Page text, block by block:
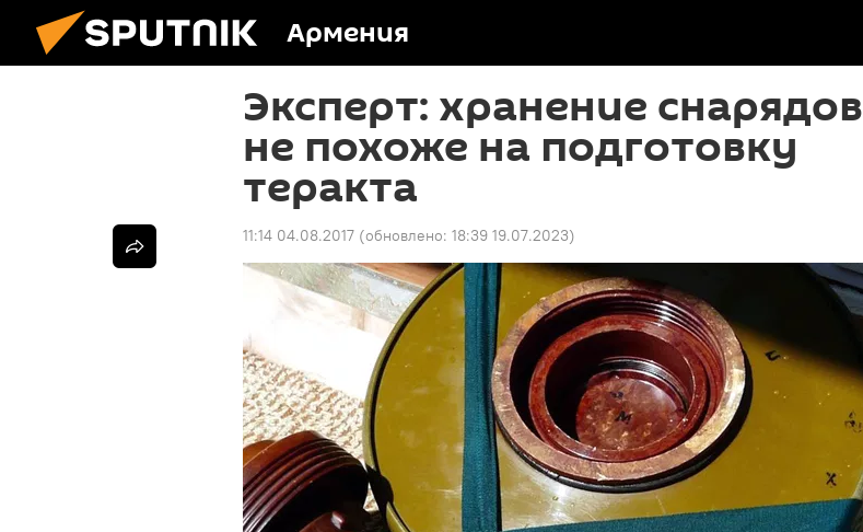
Армения
Эксперт: хранение снарядов
не похоже на подготовку
теракта
11:14 04.08.2017 (обновлено: 18:39 19.07.2023)